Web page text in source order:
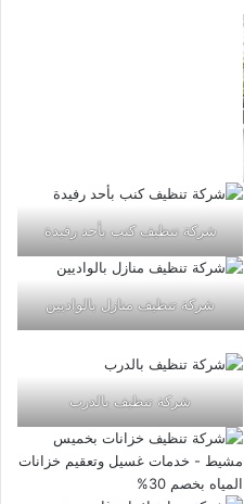
شركة تنظيف كنب بأحد رفيدة
شركة تنظيف منازل بالواديين
شركة تنظيف بالدرب